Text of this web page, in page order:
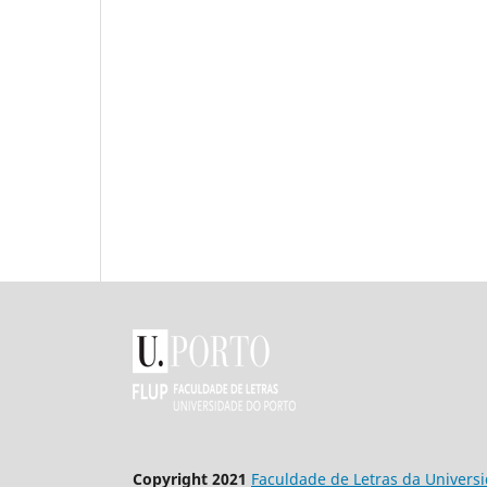
Copyright 2021 Faculdade de Letras da